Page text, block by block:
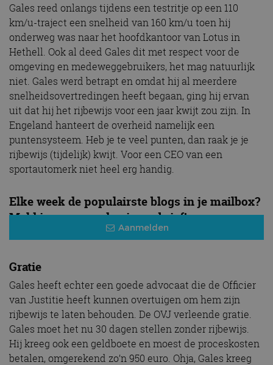
Gales reed onlangs tijdens een testritje op een 110
km/u-traject een snelheid van 160 km/u toen hij
onderweg was naar het hoofdkantoor van Lotus in
Hethell. Ook al deed Gales dit met respect voor de
omgeving en medeweggebruikers, het mag natuurlijk
niet. Gales werd betrapt en omdat hij al meerdere
snelheidsovertredingen heeft begaan, ging hij ervan
uit dat hij het rijbewijs voor een jaar kwijt zou zijn. In
Engeland hanteert de overheid namelijk een
puntensysteem. Heb je te veel punten, dan raak je je
rijbewijs (tijdelijk) kwijt. Voor een CEO van een
sportautomerk niet heel erg handig.
Elke week de populairste blogs in je mailbox?
Meld je aan voor de nieuwsbrief!
Aanmelden
Gratie
Gales heeft echter een goede advocaat die de Officier
van Justitie heeft kunnen overtuigen om hem zijn
rijbewijs te laten behouden. De OVJ verleende gratie.
Gales moet het nu 30 dagen stellen zonder rijbewijs.
Hij kreeg ook een geldboete en moest de proceskosten
betalen, omgerekend zo’n 950 euro. Ohja, Gales kreeg